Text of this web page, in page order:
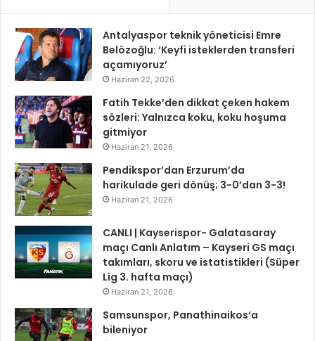
Antalyaspor teknik yöneticisi Emre
Belözoğlu: ‘Keyfi isteklerden transferi
açamıyoruz’
Haziran 22, 2026
Fatih Tekke’den dikkat çeken hakem
sözleri: Yalnızca koku, koku hoşuma
gitmiyor
Haziran 21, 2026
Pendikspor’dan Erzurum’da
harikulade geri dönüş; 3-0’dan 3-3!
Haziran 21, 2026
CANLI | Kayserispor- Galatasaray
maçı Canlı Anlatım – Kayseri GS maçı
takımları, skoru ve istatistikleri (Süper
Lig 3. hafta maçı)
Haziran 21, 2026
Samsunspor, Panathinaikos’a
bileniyor